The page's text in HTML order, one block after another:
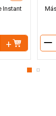
Instant